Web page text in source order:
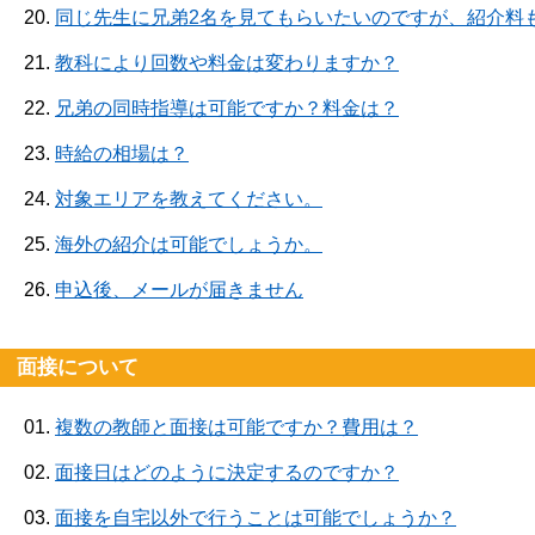
20. 同じ先生に兄弟2名を見てもらいたいのですが、紹介料
21. 教科により回数や料金は変わりますか？
22. 兄弟の同時指導は可能ですか？料金は？
23. 時給の相場は？
24. 対象エリアを教えてください。
25. 海外の紹介は可能でしょうか。
26. 申込後、メールが届きません
面接について
01. 複数の教師と面接は可能ですか？費用は？
02. 面接日はどのように決定するのですか？
03. 面接を自宅以外で行うことは可能でしょうか？